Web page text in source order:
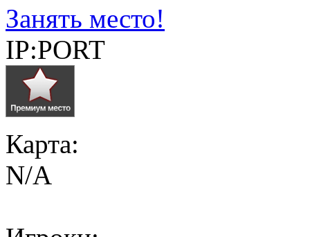
Занять место!
IP:PORT
Карта:
N/A